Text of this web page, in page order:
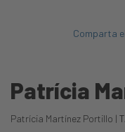
Comparta
Patrícia
Patrícia Martínez Portillo |